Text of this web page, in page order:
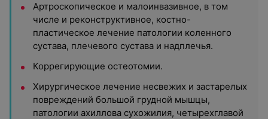
Артроскопическое и малоинвазивное, в том
числе и реконструктивное, костно-
пластическое лечение патологии коленного
сустава, плечевого сустава и надплечья.
Коррегирующие остеотомии.
Хирургическое лечение несвежих и застарелых
повреждений большой грудной мышцы,
патологии ахиллова сухожилия, четырехглавой